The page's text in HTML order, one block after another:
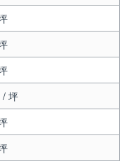
/ 坪